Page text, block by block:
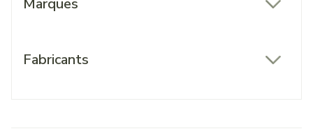
Marques
Fabricants